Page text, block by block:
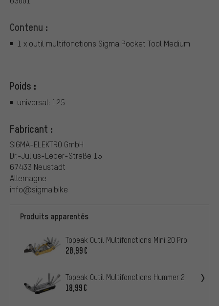
Contenu :
1 x outil multifonctions Sigma Pocket Tool Medium
Poids :
universal: 125
Fabricant :
SIGMA-ELEKTRO GmbH
Dr.-Julius-Leber-Straße 15
67433 Neustadt
Allemagne
info@sigma.bike
Produits apparentés
Topeak Outil Multifonctions Mini 20 Pro
20,99€
Topeak Outil Multifonctions Hummer 2
18,99€